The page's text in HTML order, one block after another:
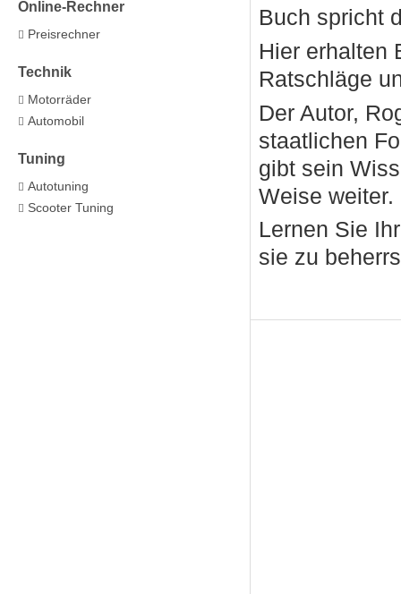
Buch spricht
Hier erhalten
Ratschläge
Der Autor,
staatlichen
gibt sein
Weise weiter.
Lernen Sie
sie zu
Online-Rechner
Preisrechner
Technik
Motorräder
Automobil
Tuning
Autotuning
Scooter Tuning